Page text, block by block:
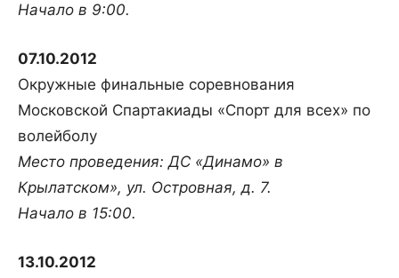
Начало в 9:00.
07.10.2012
Окружные финальные соревнования
Московской Спартакиады «Спорт для всех» по
волейболу
Место проведения: ДС «Динамо» в
Крылатском», ул. Островная, д. 7.
Начало в 15:00.
13.10.2012